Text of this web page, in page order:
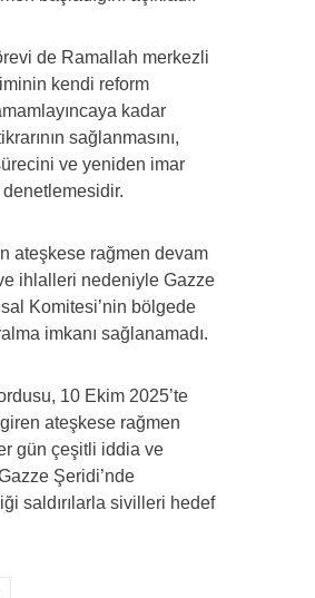
de Ramallah merkezli
kendi reform
kadar
sağlanmasını,
ve yeniden imar
denetlemesidir.
ateşkese rağmen devam
ihlalleri nedeniyle Gazze
Komitesi’nin bölgede
imkanı sağlanamadı.
10 Ekim 2025’te
ateşkese rağmen
gün çeşitli iddia ve
Şeridi’nde
saldırılarla sivilleri hedef